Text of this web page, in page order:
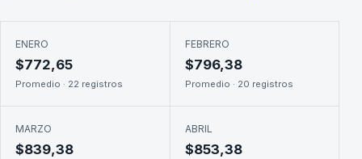
ENERO
$772,65
Promedio · 22 registros
FEBRERO
$796,38
Promedio · 20 registros
MARZO
$839,38
ABRIL
$853,38